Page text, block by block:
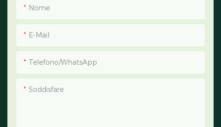
Nome
E-Mail
Telefono/WhatsApp
Soddisfare